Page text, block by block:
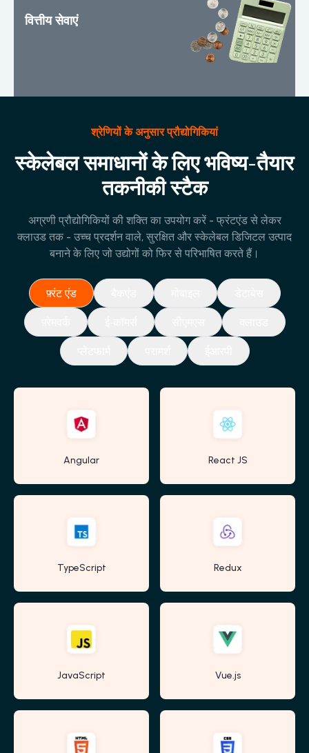
वित्तीय सेवाएं
श्रेणियों के अनुसार प्रौद्योगिकियां
स्केलेबल समाधानों के लिए भविष्य-तैयार
तकनीकी स्टैक
अग्रणी प्रौद्योगिकियों की शक्ति का उपयोग करें - फ्रंटएंड से लेकर
क्लाउड तक - उच्च प्रदर्शन वाले, सुरक्षित और स्केलेबल डिजिटल उत्पाद
बनाने के लिए जो उद्योगों को फिर से परिभाषित करते हैं।
फ़्रंट एंड
Angular React JS
TypeScript Redux
JavaScript Vue.js